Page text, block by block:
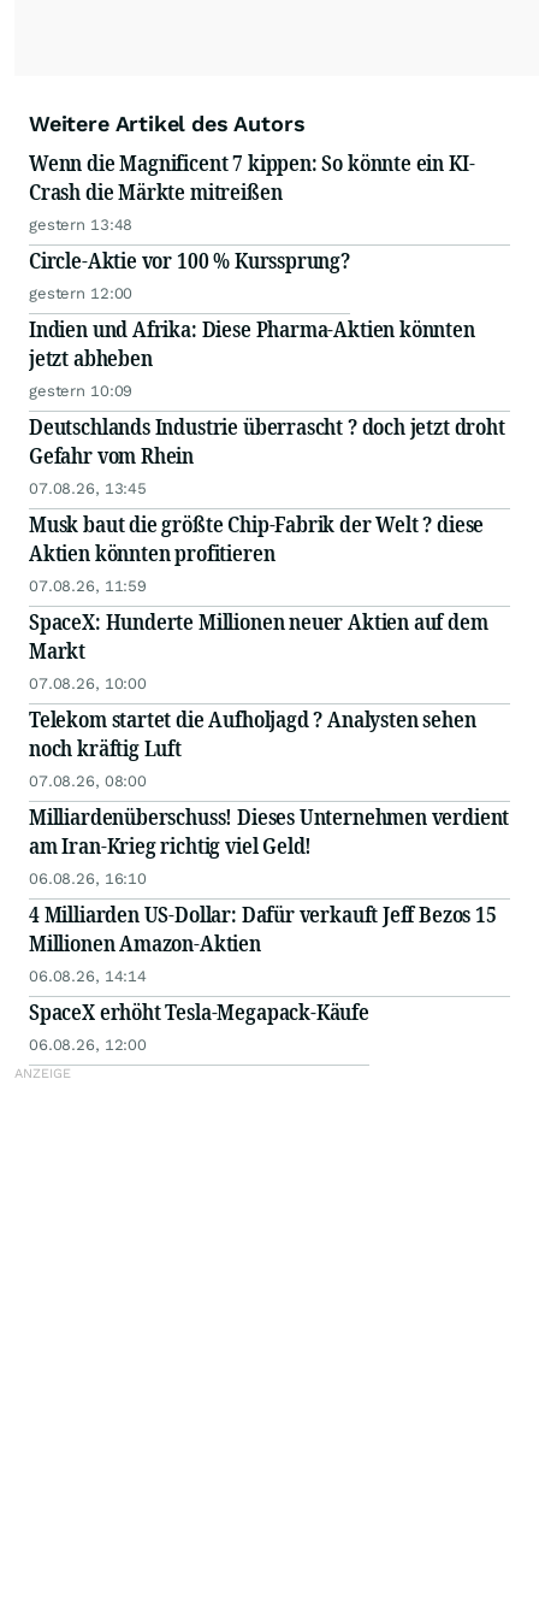
Weitere Artikel des Autors
Wenn die Magnificent 7 kippen: So könnte ein KI-
Crash die Märkte mitreißen
gestern 13:48
Circle-Aktie vor 100 % Kurssprung?
gestern 12:00
Indien und Afrika: Diese Pharma-Aktien könnten
jetzt abheben
gestern 10:09
Deutschlands Industrie überrascht ? doch jetzt droht
Gefahr vom Rhein
07.08.26, 13:45
Musk baut die größte Chip-Fabrik der Welt ? diese
Aktien könnten profitieren
07.08.26, 11:59
SpaceX: Hunderte Millionen neuer Aktien auf dem
Markt
07.08.26, 10:00
Telekom startet die Aufholjagd ? Analysten sehen
noch kräftig Luft
07.08.26, 08:00
Milliardenüberschuss! Dieses Unternehmen verdient
am Iran-Krieg richtig viel Geld!
06.08.26, 16:10
4 Milliarden US-Dollar: Dafür verkauft Jeff Bezos 15
Millionen Amazon-Aktien
06.08.26, 14:14
SpaceX erhöht Tesla-Megapack-Käufe
06.08.26, 12:00